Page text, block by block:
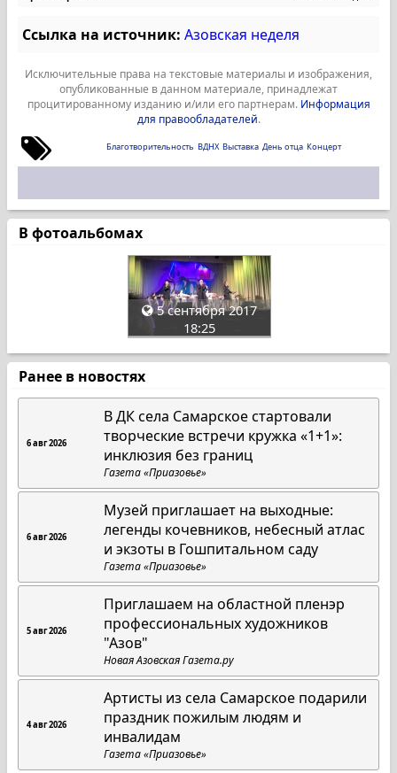
Ссылка на источник: Азовская неделя
Исключительные права на текстовые материалы и изображения,
опубликованные в данном материале, принадлежат
процитированному изданию и/или его партнерам. Информация
для правообладателей.
Благотворительность ВДНХ Выставка День отца Концерт
В фотоальбомах
5 сентября 2017
18:25
Ранее в новостях
6 авг 2026
В ДК села Самарское стартовали
творческие встречи кружка «1+1»:
инклюзия без границ
Газета «Приазовье»
6 авг 2026
Музей приглашает на выходные:
легенды кочевников, небесный атлас
и экзоты в Гошпитальном саду
Газета «Приазовье»
5 авг 2026
Приглашаем на областной пленэр
профессиональных художников
"Азов"
Новая Азовская Газета.ру
4 авг 2026
Артисты из села Самарское подарили
праздник пожилым людям и
инвалидам
Газета «Приазовье»